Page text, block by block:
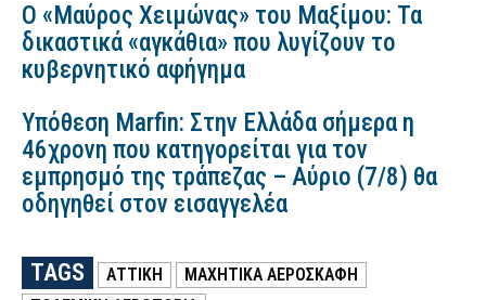
Ο «Μαύρος Χειμώνας» του Μαξίμου: Τα
δικαστικά «αγκάθια» που λυγίζουν το
κυβερνητικό αφήγημα
Υπόθεση Marfin: Στην Ελλάδα σήμερα η
46χρονη που κατηγορείται για τον
εμπρησμό της τράπεζας – Αύριο (7/8) θα
οδηγηθεί στον εισαγγελέα
TAGS ΑΤΤΙΚΗ
ΜΑΧΗΤΙΚΑ ΑΕΡΟΣΚΑΦΗ